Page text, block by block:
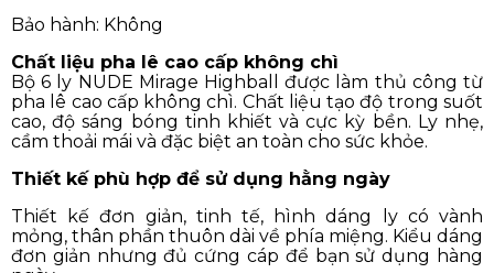
Bảo hành: Không
Chất liệu pha lê cao cấp không chì
Bộ 6 ly NUDE Mirage Highball được làm thủ công từ
pha lê cao cấp không chì. Chất liệu tạo độ trong suốt
cao, độ sáng bóng tinh khiết và cực kỳ bền. Ly nhẹ,
cầm thoải mái và đặc biệt an toàn cho sức khỏe.
Thiết kế phù hợp để sử dụng hằng ngày
Thiết kế đơn giản, tinh tế, hình dáng ly có vành
mỏng, thân phần thuôn dài về phía miệng. Kiểu dáng
đơn giản nhưng đủ cứng cáp để bạn sử dụng hàng